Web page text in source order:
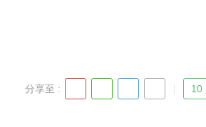
分享至 : 10